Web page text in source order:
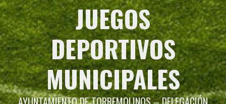
JUEGOS
DEPORTIVOS
MUNICIPALES